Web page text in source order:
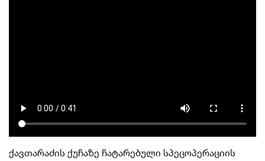
ქავთარაძის ქუჩაზე ჩატარებული სპეცოპერაციის